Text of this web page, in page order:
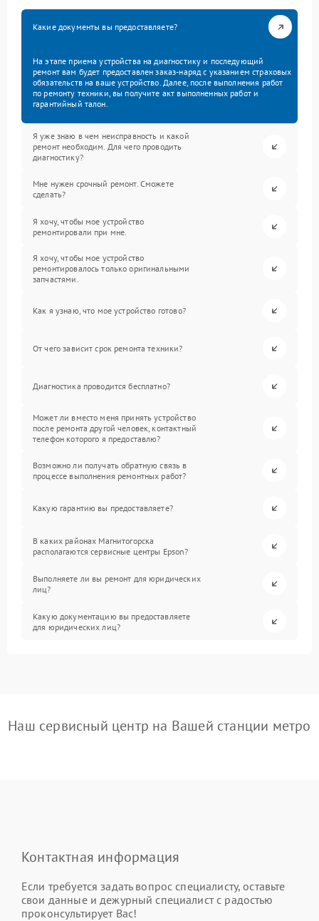
Какие документы вы предоставляете?
На этапе приема устройства на диагностику и последующий
ремонт вам будет предоставлен заказ-наряд с указанием страховых
обязательств на ваше устройство. Далее, после выполнения работ
по ремонту техники, вы получите акт выполненных работ и
гарантийный талон.
Я уже знаю в чем неисправность и какой
ремонт необходим. Для чего проводить
диагностику?
Мне нужен срочный ремонт. Сможете
сделать?
Я хочу, чтобы мое устройство
ремонтировали при мне.
Я хочу, чтобы мое устройство
ремонтировалось только оригинальными
запчастями.
Как я узнаю, что мое устройство готово?
От чего зависит срок ремонта техники?
Диагностика проводится бесплатно?
Может ли вместо меня принять устройство
после ремонта другой человек, контактный
телефон которого я предоставлю?
Возможно ли получать обратную связь в
процессе выполнения ремонтных работ?
Какую гарантию вы предоставляете?
В каких районах Магнитогорска
располагаются сервисные центры Epson?
Выполняете ли вы ремонт для юридических
лиц?
Какую документацию вы предоставляете
для юридических лиц?
Наш сервисный центр на Вашей станции метро
Контактная информация
Если требуется задать вопрос специалисту, оставьте
свои данные и дежурный специалист с радостью
проконсультирует Вас!